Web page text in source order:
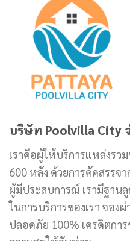
บริษัท Poolvilla City
เราคือผู้ให้บริการแหล่งร
600 หลัง ด้วยการคัดสรร
ผู้มีประสบการณ์ เรามีฐาน
ในการบริการของเรา จอง
ปลอดภัย 100% เครดิตกา